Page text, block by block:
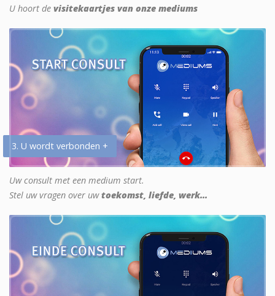
U hoort de visitekaartjes van onze mediums
3. U wordt verbonden +
Uw consult met een medium start.
Stel uw vragen over uwtoekomst, liefde, werk...